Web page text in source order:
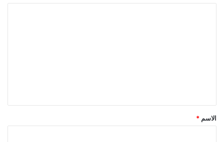
*
الاسم *